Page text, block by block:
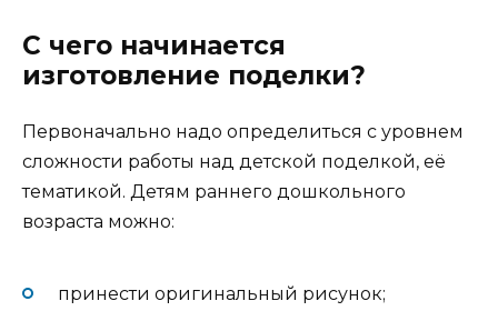
С чего начинается
изготовление поделки?
Первоначально надо определиться с уровнем
сложности работы над детской поделкой, её
тематикой. Детям раннего дошкольного
возраста можно:
принести оригинальный рисунок;